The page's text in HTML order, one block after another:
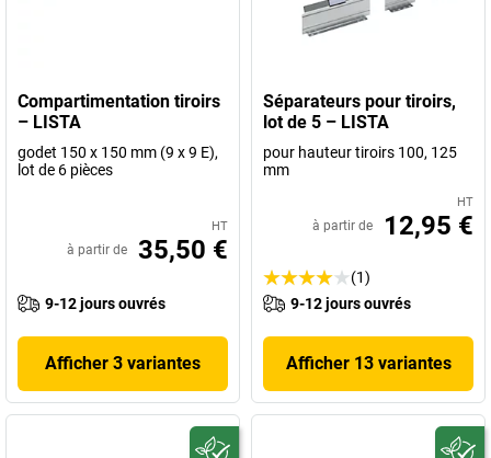
Compartimentation tiroirs
– LISTA
godet 150 x 150 mm (9 x 9 E),
lot de 6 pièces
HT
à partir de 35,50 €
9-12 jours ouvrés
Afficher 3 variantes
Séparateurs pour tiroirs,
lot de 5 – LISTA
pour hauteur tiroirs 100, 125
mm
HT
à partir de 12,95 €
(1)
9-12 jours ouvrés
Afficher 13 variantes